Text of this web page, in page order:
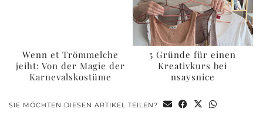
Wenn et Trömmelche
jeiht: Von der Magie der
Karnevalskostüme
5 Gründe für einen
Kreativkurs bei
nsaysnice
SIE MÖCHTEN DIESEN ARTIKEL TEILEN?